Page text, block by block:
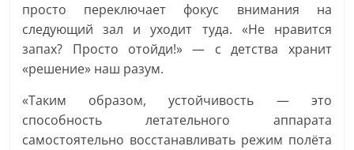
просто переключает фокус внимания на
следующий зал и уходит туда. «Не нравится
запах? Просто отойди!» — с детства хранит
«решение» наш разум.
«Таким образом, устойчивость — это
способность летательного аппарата
самостоятельно восстанавливать режим полёта